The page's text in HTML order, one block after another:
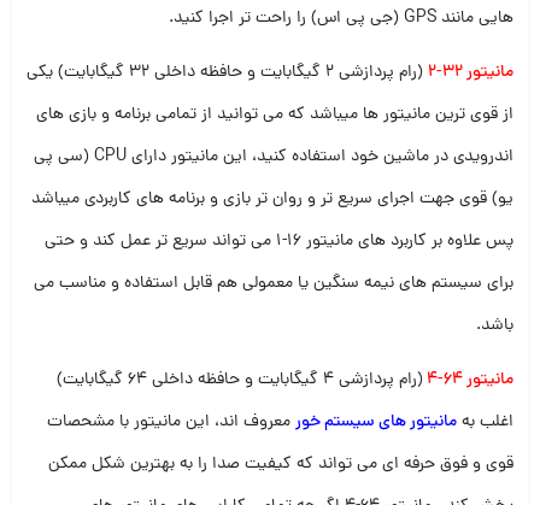
هایی مانند GPS (جی پی اس) را راحت تر اجرا کنید.
مانیتور 32-2
(رام پردازشی 2 گیگابایت و حافظه داخلی 32 گیگابایت) یکی
از قوی ترین مانیتور ها میباشد که می توانید از تمامی برنامه و بازی های
اندرویدی در ماشین خود استفاده کنید، این مانیتور دارای CPU (سی پی
یو) قوی جهت اجرای سریع تر و روان تر بازی و برنامه های کاربردی میباشد
پس علاوه بر کاربرد های مانیتور 16-1 می تواند سریع تر عمل کند و حتی
برای سیستم های نیمه سنگین یا معمولی هم قابل استفاده و مناسب می
باشد.
مانیتور 64-4
(رام پردازشی 4 گیگابایت و حافظه داخلی 64 گیگابایت)
اغلب بهمانیتور های سیستم خورمعروف اند، این مانیتور با مشحصات
قوی و فوق حرفه ای می تواند که کیفیت صدا را به بهترین شکل ممکن